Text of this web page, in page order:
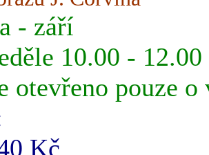
- září
10.00 -
otevřeno pouze o
Kč